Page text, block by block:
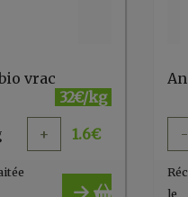
vrac
32€/kg
+ 1.6€ -
le